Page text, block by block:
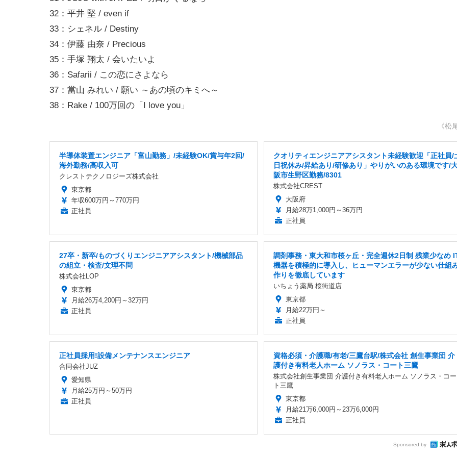
32：平井 堅 / even if
33：シェネル / Destiny
34：伊藤 由奈 / Precious
35：手塚 翔太 / 会いたいよ
36：Safarii / この恋にさよなら
37：當山 みれい / 願い ～あの頃のキミへ～
38：Rake / 100万回の「I love you」
《松
半導体装置エンジニア「富山勤務」/未経験OK/賞与年2回/
海外勤務/高収入可
クレストテクノロジーズ株式会社
東京都
年収600万円～770万円
正社員
クオリティエンジニアアシスタント未経験歓迎「正社員/
日祝休み/昇給あり/研修あり」やりがいのある環境です/
阪市生野区勤務/8301
株式会社CREST
大阪府
月給28万1,000円～36万円
正社員
27卒・新卒/ものづくりエンジニアアシスタント/機械部品
の組立・検査/文理不問
株式会社LOP
東京都
月給26万4,200円～32万円
正社員
調剤事務・東大和市桜ヶ丘・完全週休2日制 残業少なめ
機器を積極的に導入し、ヒューマンエラーが少ない仕組
作りを徹底しています
いちょう薬局 桜街道店
東京都
月給22万円～
正社員
正社員採用!設備メンテナンスエンジニア
合同会社JUZ
愛知県
月給25万円～50万円
正社員
資格必須・介護職/有老/三鷹台駅/株式会社 創生事業団 介
護付き有料老人ホーム ソノラス・コート三鷹
株式会社創生事業団 介護付き有料老人ホーム ソノラス・コー
ト三鷹
東京都
月給21万6,000円～23万6,000円
正社員
Sponsored by